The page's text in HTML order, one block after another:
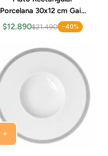
Porcelana 30x12 cm Gaia
Bonna
$12.890$21.490 -40%